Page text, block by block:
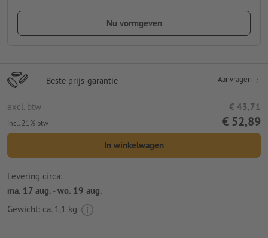
Nu vormgeven
Beste prijs-garantie Aanvragen
excl. btw € 43,71
incl. 21% btw € 52,89
In winkelwagen
Levering circa:
ma. 17 aug. - wo. 19 aug.
Gewicht: ca. 1,1 kg